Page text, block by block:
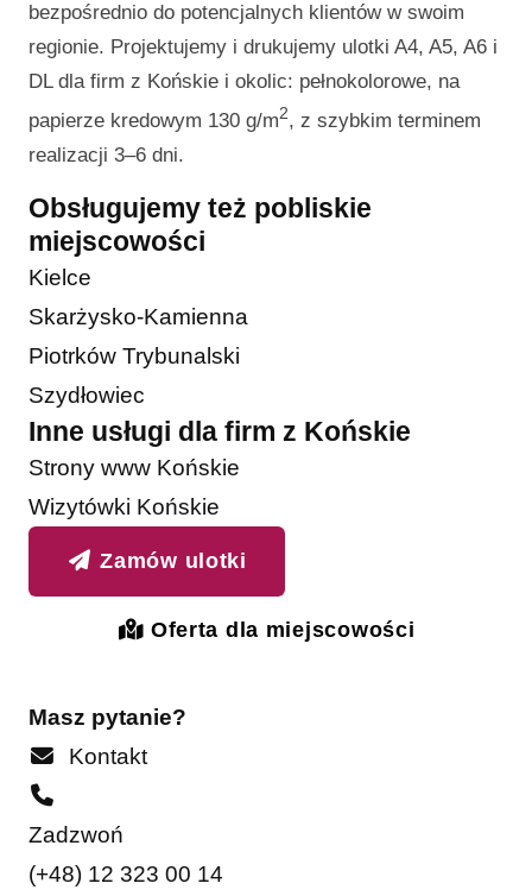
bezpośrednio do potencjalnych klientów w swoim
regionie. Projektujemy i drukujemy ulotki A4, A5, A6 i
DL dla firm z Końskie i okolic: pełnokolorowe, na
papierze kredowym 130 g/m2, z szybkim terminem
realizacji 3–6 dni.
Obsługujemy też pobliskie
miejscowości
Kielce
Skarżysko-Kamienna
Piotrków Trybunalski
Szydłowiec
Inne usługi dla firm z Końskie
Strony www Końskie
Wizytówki Końskie
Zamów ulotki
Oferta dla miejscowości
Masz pytanie?
Kontakt
Zadzwoń
(+48) 12 323 00 14